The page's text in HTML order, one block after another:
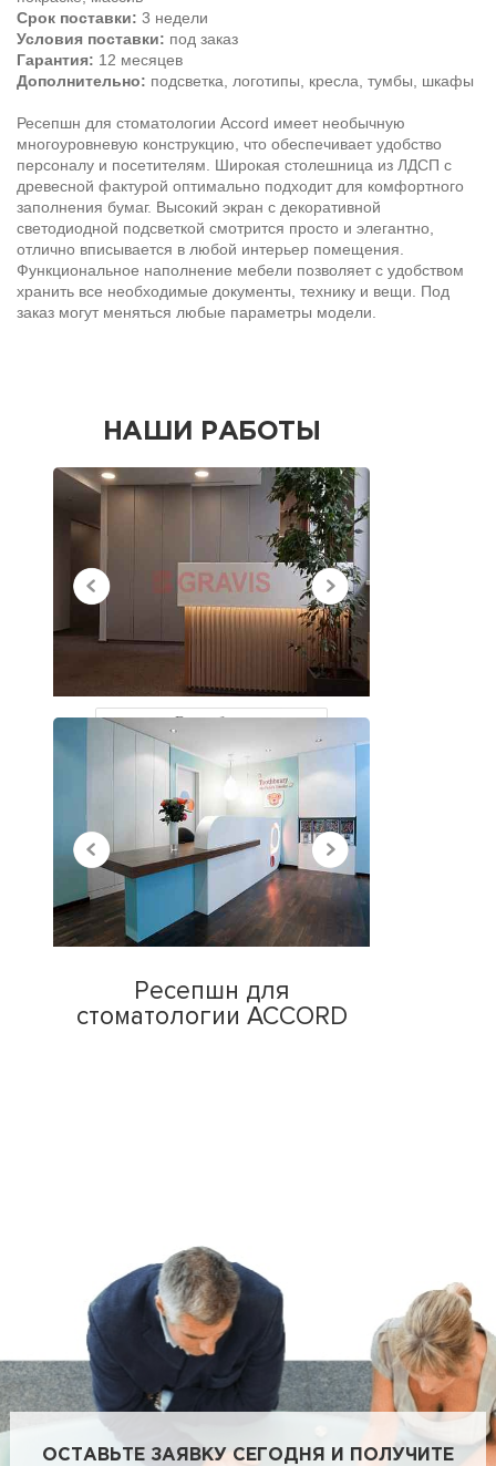
Срок поставки: 3 недели
Условия поставки: под заказ
Гарантия: 12 месяцев
Дополнительно: подсветка, логотипы, кресла, тумбы, шкафы
Ресепшн для стоматологии Аccord имеет необычную
многоуровневую конструкцию, что обеспечивает удобство
персоналу и посетителям. Широкая столешница из ЛДСП с
древесной фактурой оптимально подходит для комфортного
заполнения бумаг. Высокий экран с декоративной
светодиодной подсветкой смотрится просто и элегантно,
отлично вписывается в любой интерьер помещения.
Функциональное наполнение мебели позволяет с удобством
хранить все необходимые документы, технику и вещи. Под
заказ могут меняться любые параметры модели.
НАШИ РАБОТЫ
Все работы
НЕДАВНО
ПРОСМОТРЕННЫЕ
Ресепшн для
стоматологии ACCORD
ОСТАВЬТЕ ЗАЯВКУ СЕГОДНЯ И ПОЛУЧИТЕ